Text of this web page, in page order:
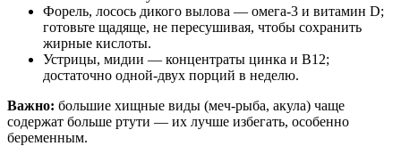
Форель, лосось дикого вылова — омега‑3 и витамин D;
готовьте щадяще, не пересушивая, чтобы сохранить
жирные кислоты.
Устрицы, мидии — концентраты цинка и B12;
достаточно одной‑двух порций в неделю.
Важно: большие хищные виды (меч‑рыба, акула) чаще
содержат больше ртути — их лучше избегать, особенно
беременным.